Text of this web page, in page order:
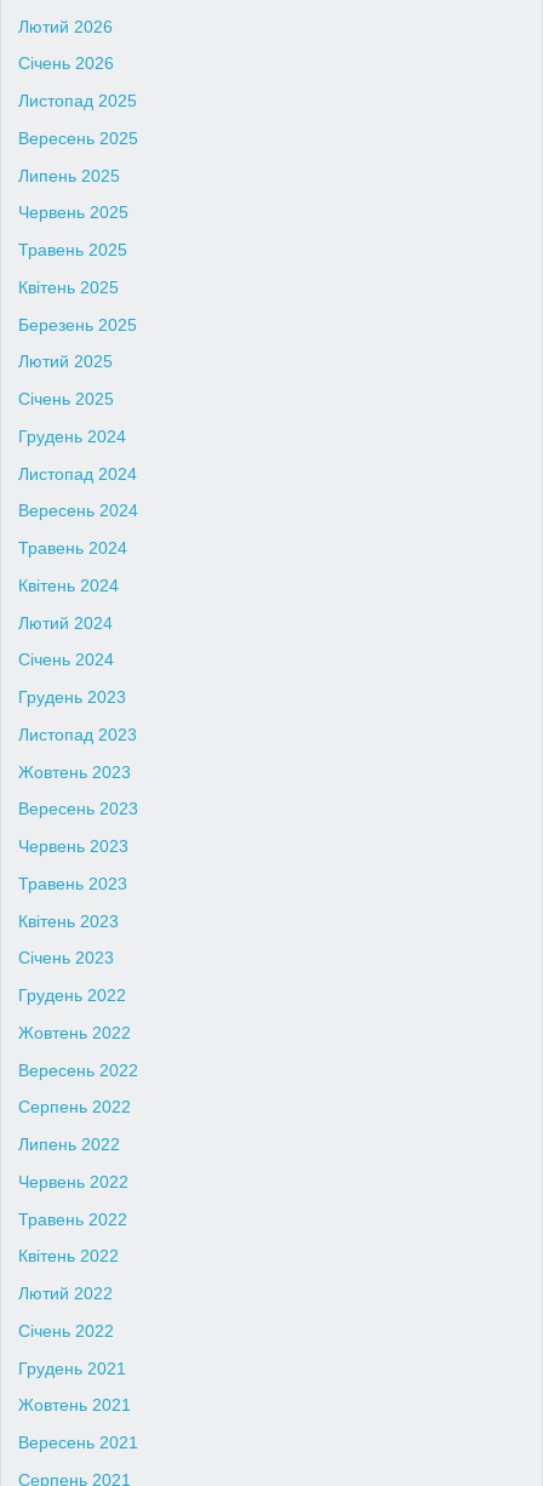
Лютий 2026
Січень 2026
Листопад 2025
Вересень 2025
Липень 2025
Червень 2025
Травень 2025
Квітень 2025
Березень 2025
Лютий 2025
Січень 2025
Грудень 2024
Листопад 2024
Вересень 2024
Травень 2024
Квітень 2024
Лютий 2024
Січень 2024
Грудень 2023
Листопад 2023
Жовтень 2023
Вересень 2023
Червень 2023
Травень 2023
Квітень 2023
Січень 2023
Грудень 2022
Жовтень 2022
Вересень 2022
Серпень 2022
Липень 2022
Червень 2022
Травень 2022
Квітень 2022
Лютий 2022
Січень 2022
Грудень 2021
Жовтень 2021
Вересень 2021
Серпень 2021